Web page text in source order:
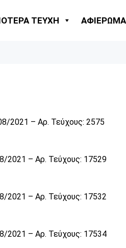
ΤΕΥΧΗ
2021 – Αρ. Τεύχους: 2575
2021 – Αρ. Τεύχους: 17529
2021 – Αρ. Τεύχους: 17532
2021 – Αρ. Τεύχους: 17534